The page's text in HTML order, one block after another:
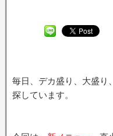
毎日、デカ盛り、大盛り
探しています。